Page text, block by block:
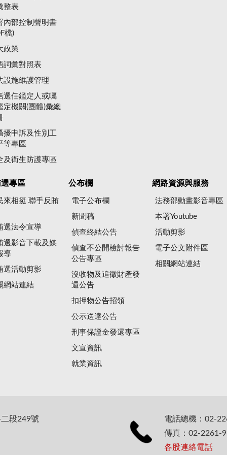
整表
內部控制聲明書
檔)
政策
詞彙對照表
設施維護管理
選任鑑定人或囑
定機關(團體)彙總
擾申訴及性別工
等專區
及衛生防護專區
專區
來相挺 聯手反賄
選法令宣導
選影音下載及媒
導
選活動剪影
網站連結
公布欄
電子公布欄
新聞稿
偵查終結公告
偵查不公開檢討報告
公告專區
沒收物及追徵財產發
還公告
扣押物公告招領
公示送達公告
刑事保證金發還專區
文宣資訊
就業資訊
網路資源與服務
法務部動畫影音專區
本署Youtube
活動剪影
電子公文附件區
相關網站連結
段249號
電話總機：02-
傳真：02-2261-
各股連絡電話